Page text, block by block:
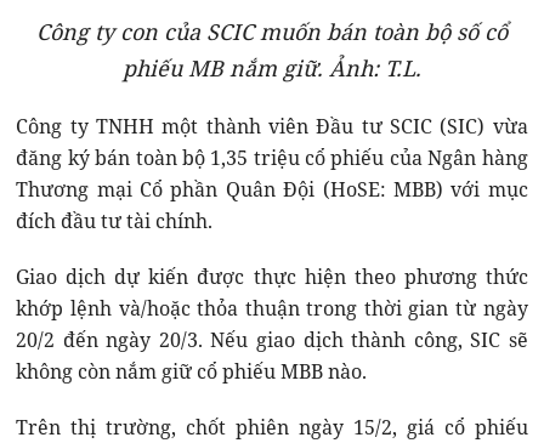
Công ty con của SCIC muốn bán toàn bộ số cổ
phiếu MB nắm giữ. Ảnh: T.L.
Công ty TNHH một thành viên Đầu tư SCIC (SIC) vừa
đăng ký bán toàn bộ 1,35 triệu cổ phiếu của Ngân hàng
Thương mại Cổ phần Quân Đội (HoSE: MBB) với mục
đích đầu tư tài chính.
Giao dịch dự kiến được thực hiện theo phương thức
khớp lệnh và/hoặc thỏa thuận trong thời gian từ ngày
20/2 đến ngày 20/3. Nếu giao dịch thành công, SIC sẽ
không còn nắm giữ cổ phiếu MBB nào.
Trên thị trường, chốt phiên ngày 15/2, giá cổ phiếu